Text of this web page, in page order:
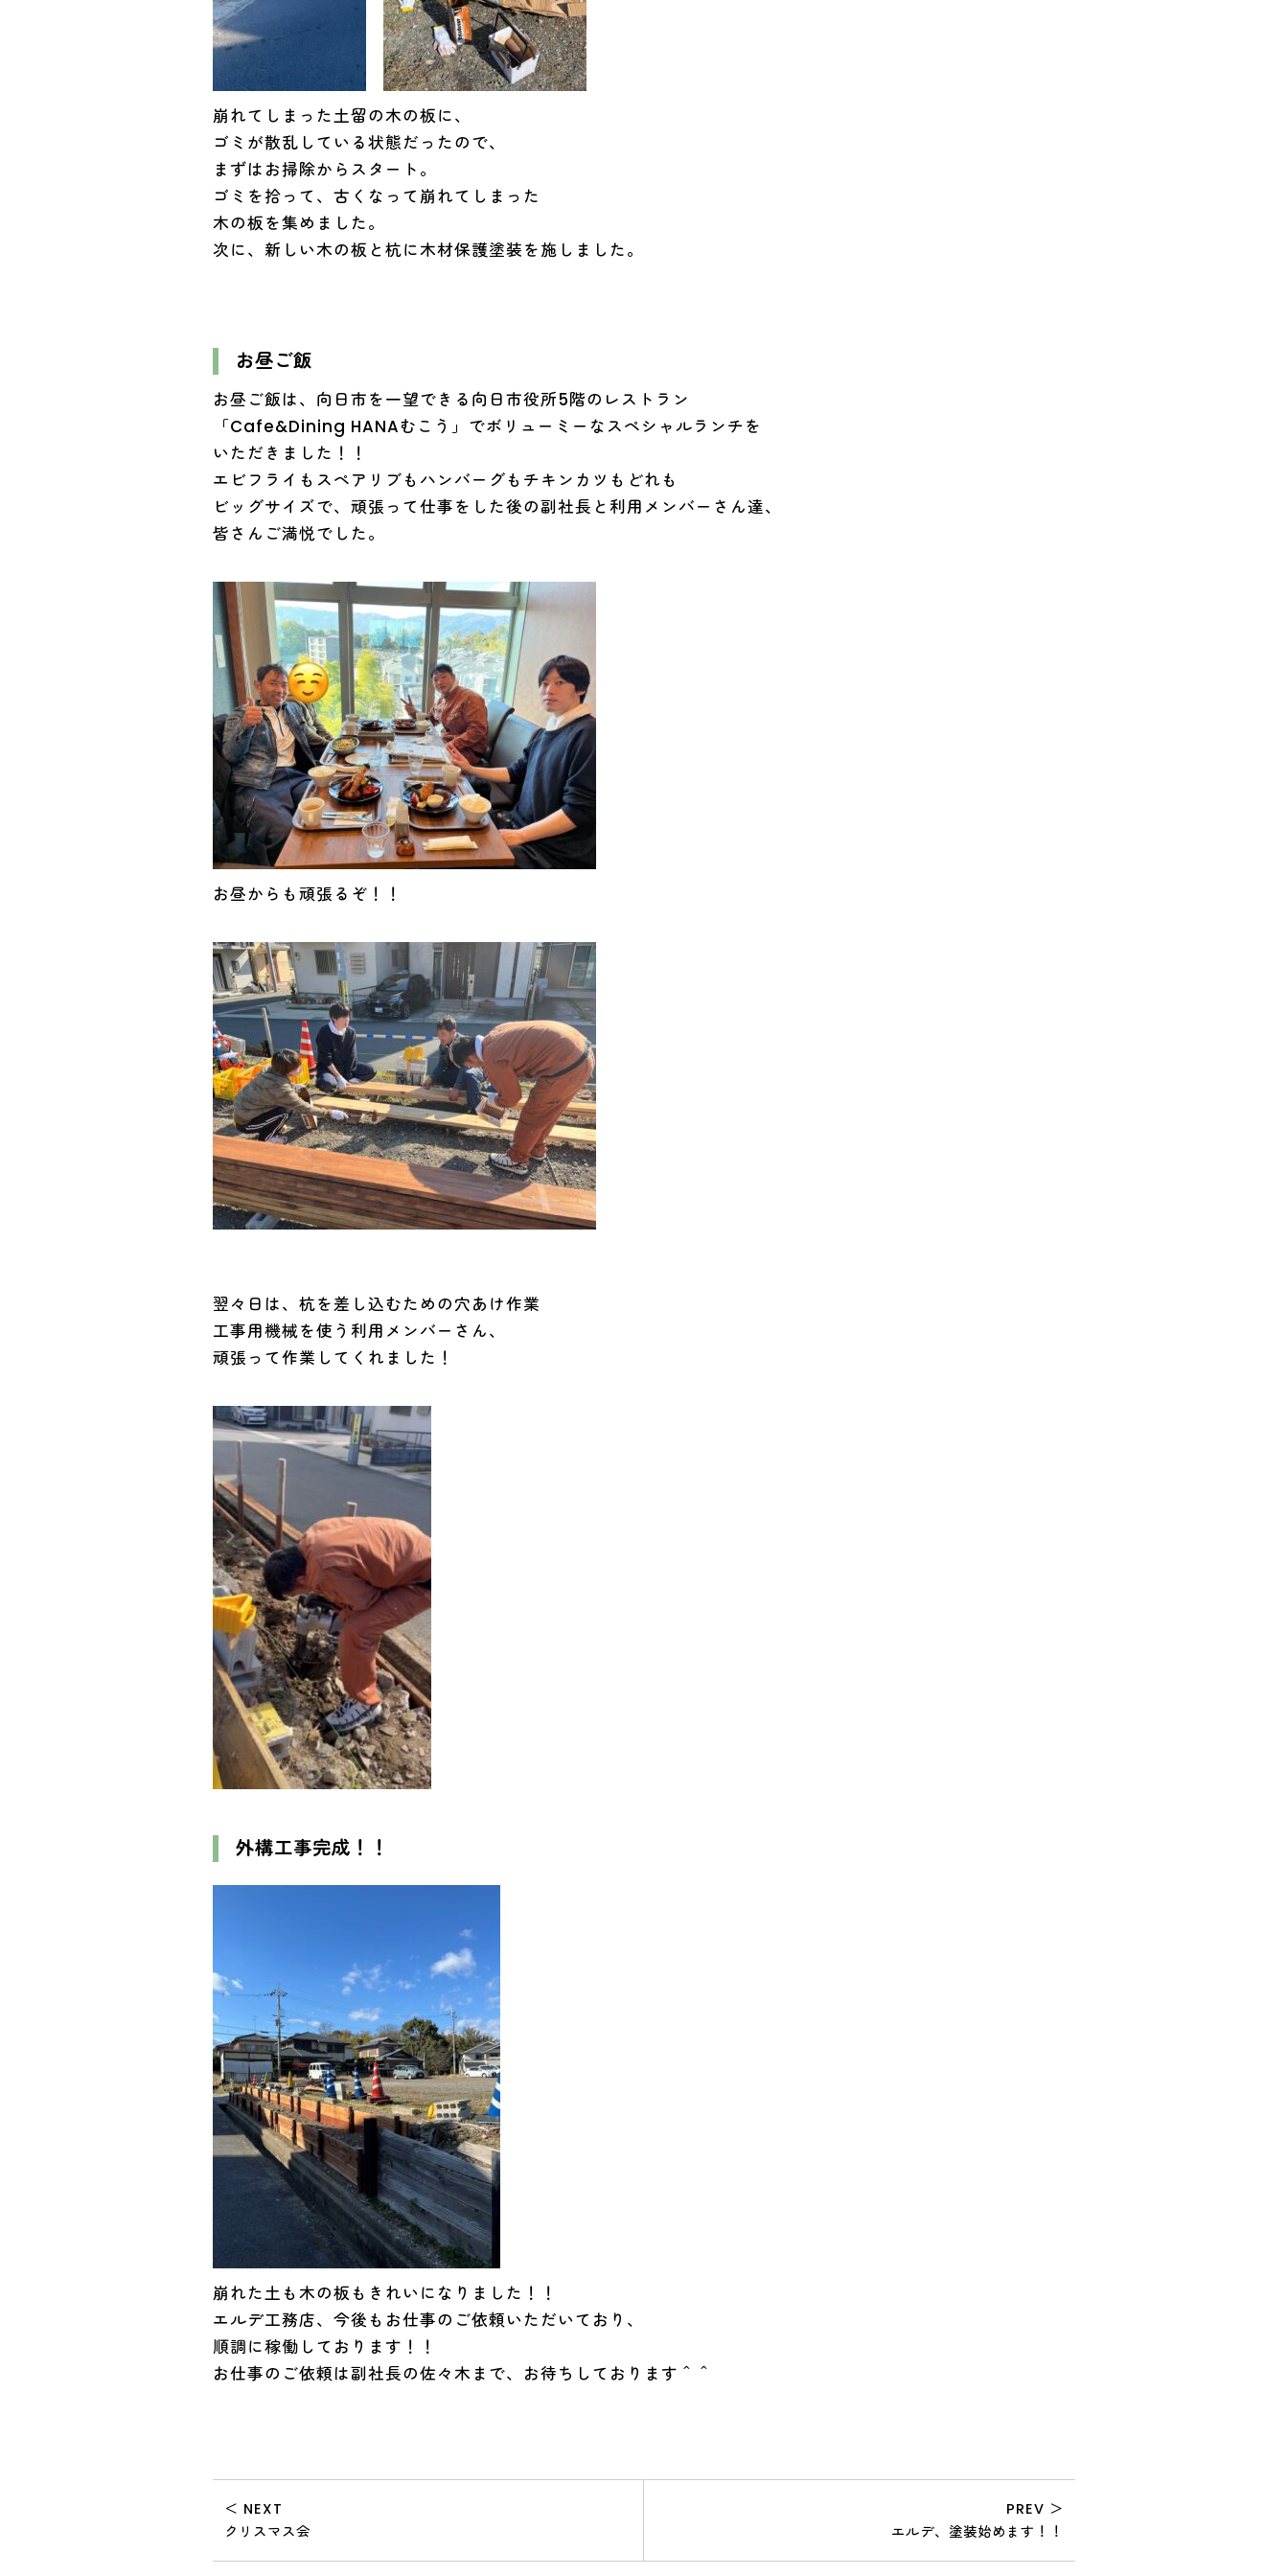
崩れてしまった土留の木の板に、
ゴミが散乱している状態だったので、
まずはお掃除からスタート。
ゴミを拾って、古くなって崩れてしまった
木の板を集めました。
次に、新しい木の板と杭に木材保護塗装を施しました。
お昼ご飯
お昼ご飯は、向日市を一望できる向日市役所5階のレストラン
「Cafe&Dining HANAむこう」でボリューミーなスペシャルランチを
いただきました！！
エビフライもスペアリブもハンバーグもチキンカツもどれも
ビッグサイズで、頑張って仕事をした後の副社長と利用メンバーさん達、
皆さんご満悦でした。
お昼からも頑張るぞ！！
翌々日は、杭を差し込むための穴あけ作業
工事用機械を使う利用メンバーさん、
頑張って作業してくれました！
外構工事完成！！
崩れた土も木の板もきれいになりました！！
エルデ工務店、今後もお仕事のご依頼いただいており、
順調に稼働しております！！
お仕事のご依頼は副社長の佐々木まで、お待ちしております＾＾
＜ NEXT
クリスマス会
PREV ＞
エルデ、塗装始めます！！